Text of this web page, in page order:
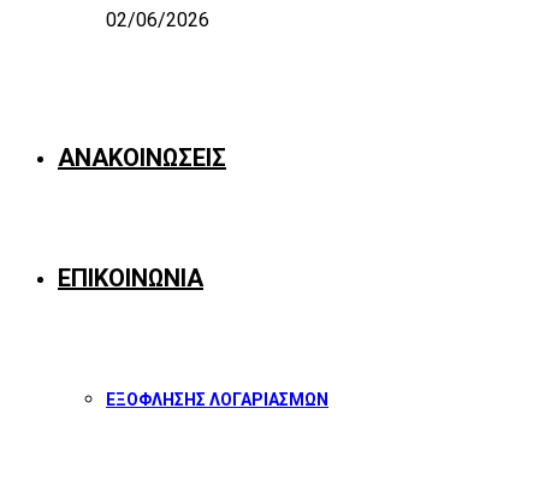
02/06/2026
ΑΝΑΚΟΙΝΩΣΕΙΣ
ΕΠΙΚΟΙΝΩΝΙΑ
ΕΞΟΦΛΗΣΗΣ ΛΟΓΑΡΙΑΣΜΩΝ